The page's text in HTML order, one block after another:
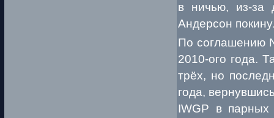
в ничью, из-за
Андерсон
По соглашению
2010-ого года.
трёх, но
года,
IWGP в